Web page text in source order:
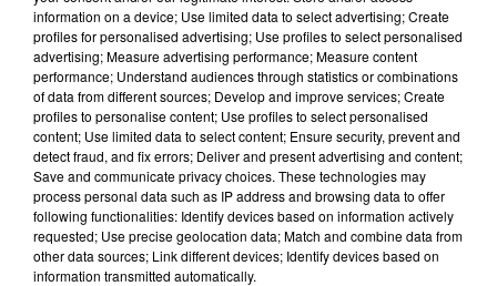
23 juillet 2026
INCENDIE MORTEL À LENS : UNE FEMME ET
SON BÉBÉ ENTRE LA VIE ET LA...
Un homme s'est immolé par le feu après avoir
aspergé sa compagne et leur bébé de trois mois
d'un liquide inflammable.
information on a device; Use limited data to select advertising; Create
profiles for personalised advertising; Use profiles to select personalised
advertising; Measure advertising performance; Measure content
performance; Understand audiences through statistics or combinations
of data from different sources; Develop and improve services; Create
profiles to personalise content; Use profiles to select personalised
content; Use limited data to select content; Ensure security, prevent and
detect fraud, and fix errors; Deliver and present advertising and content;
Save and communicate privacy choices. These technologies may
process personal data such as IP address and browsing data to offer
following functionalities: Identify devices based on information actively
requested; Use precise geolocation data; Match and combine data from
other data sources; Link different devices; Identify devices based on
information transmitted automatically.